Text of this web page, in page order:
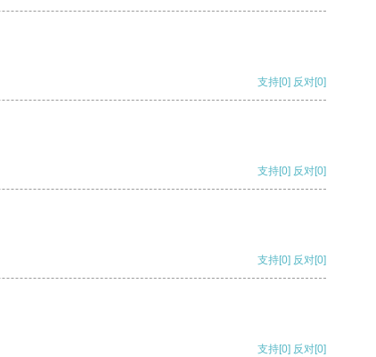
支持[0] 反对[0]
支持[0] 反对[0]
支持[0] 反对[0]
支持[0] 反对[0]